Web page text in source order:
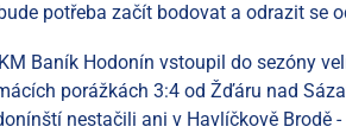
potřeba začít bodovat a odrazit se
Baník Hodonín vstoupil do sezóny
porážkách 3:4 od Žďáru nad
nestačili ani v Havlíčkově Brodě